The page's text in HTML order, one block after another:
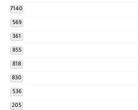
7140
569
361
855
818
830
536
205